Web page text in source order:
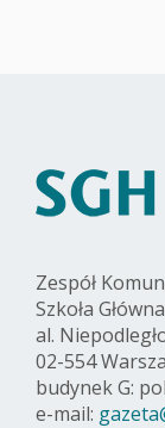
Zespół
Szkoła
al.
02-554
budynek G:
e-mail: